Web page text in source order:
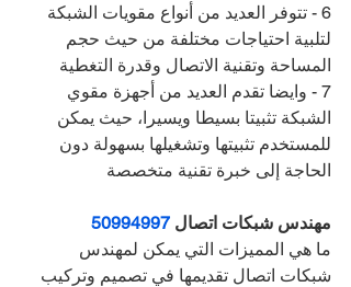
6 - تتوفر العديد من أنواع مقويات الشبكة
لتلبية احتياجات مختلفة من حيث حجم
المساحة وتقنية الاتصال وقدرة التغطية
7 - وايضا تقدم العديد من أجهزة مقوي
الشبكة تثبيتا بسيطا ويسيرا، حيث يمكن
للمستخدم تثبيتها وتشغيلها بسهولة دون
الحاجة إلى خبرة تقنية متخصصة
مهندس شبكات اتصال 50994997
ما هي المميزات التي يمكن لمهندس
شبكات اتصال تقديمها في تصميم وتركيب